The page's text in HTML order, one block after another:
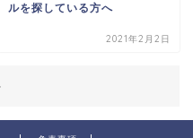
ルを探している方へ
2021年2月2日